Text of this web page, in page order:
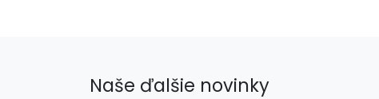
Naše ďalšie novinky